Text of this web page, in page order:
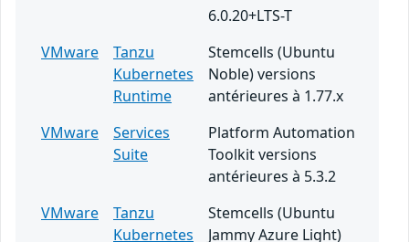
6.0.20+LTS-T
VMware
Tanzu
Kubernetes
Runtime
Stemcells (Ubuntu
Noble) versions
antérieures à 1.77.x
VMware
Services
Suite
Platform Automation
Toolkit versions
antérieures à 5.3.2
VMware
Tanzu
Kubernetes
Stemcells (Ubuntu
Jammy Azure Light)